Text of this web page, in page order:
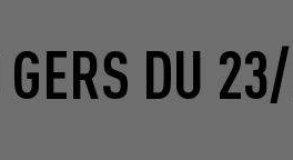
GERS DU